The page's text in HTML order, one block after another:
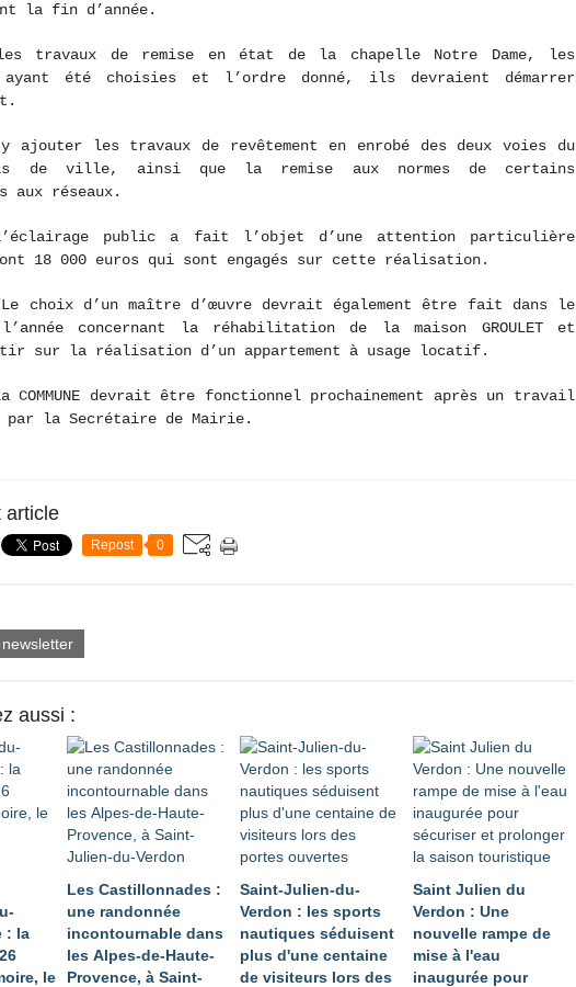
la fin d’année.
les travaux de remise en état de la chapelle Notre Dame, les
ayant été choisies et l’ordre donné, ils devraient démarrer
ajouter les travaux de revêtement en enrobé des deux voies du
de ville, ainsi que la remise aux normes de certains
aux réseaux.
public a fait l’objet d’une attention particulière
18 000 euros qui sont engagés sur cette réalisation.
choix d’un maître d’œuvre devrait également être fait dans le
concernant la réhabilitation de la maison GROULET et
sur la réalisation d’un appartement à usage locatif.
devrait être fonctionnel prochainement après un travail
la Secrétaire de Mairie.
article
Repost 0
aussi :
: la
le
Les Castillonnades :
une randonnée
incontournable dans
les Alpes-de-Haute-
Provence, à Saint-
Saint-Julien-du-
Verdon : les sports
nautiques séduisent
plus d'une centaine
de visiteurs lors des
Saint Julien du
Verdon : Une
nouvelle rampe de
mise à l'eau
inaugurée pour